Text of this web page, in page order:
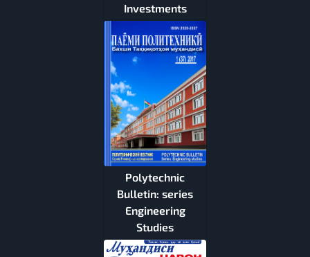
Investments
Polytechnic
Bulletin: series
Engineering
Studies